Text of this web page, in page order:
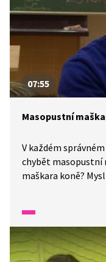
07:55
Masopustní
V každém
chybět masopustní
maškara koně?
pásku, šídlo, nůžky,
a zalamovací kleště.